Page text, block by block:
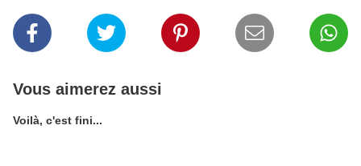
Vous aimerez aussi
Voilà, c'est fini...